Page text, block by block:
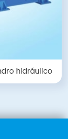
hidráulico